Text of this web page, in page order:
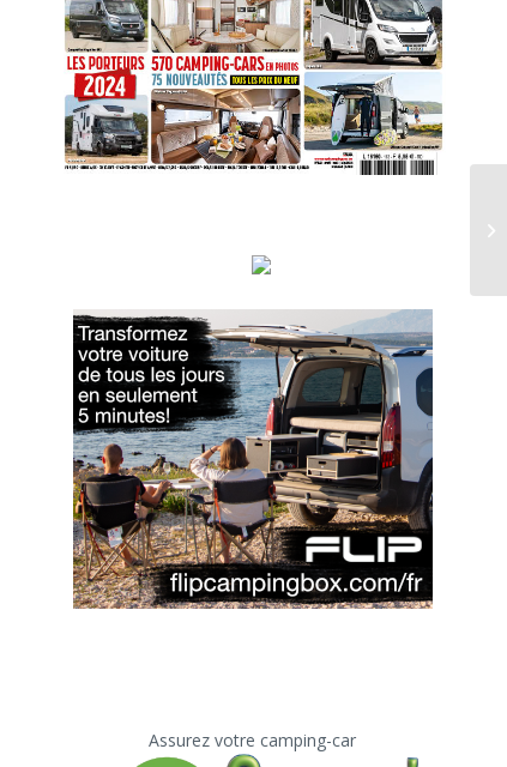
Assurez votre camping-car